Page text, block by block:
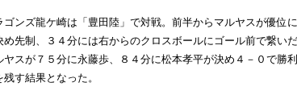
ンズ龍ケ崎は「豊田陸」で対戦。前半からマルヤスが優位
先制、３４分には右からのクロスボールにゴール前で繋い
スが７５分に永藤歩、８４分に松本孝平が決め４－０で勝
す結果となった。